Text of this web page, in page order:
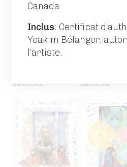
Canada
Inclus: Certificat
Yoakim Bélanger,
l’artiste.
Homeless
$200.00 $200.00